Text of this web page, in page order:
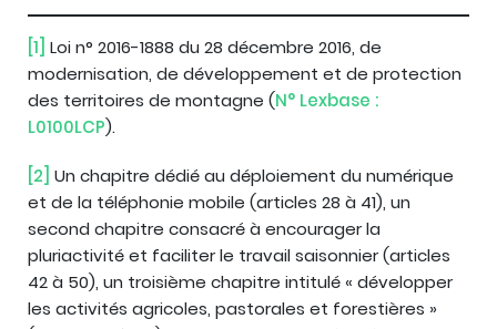
[1] Loi n° 2016-1888 du 28 décembre 2016, de
modernisation, de développement et de protection
des territoires de montagne (N° Lexbase :
L0100LCP).
[2] Un chapitre dédié au déploiement du numérique
et de la téléphonie mobile (articles 28 à 41), un
second chapitre consacré à encourager la
pluriactivité et faciliter le travail saisonnier (articles
42 à 50), un troisième chapitre intitulé « développer
les activités agricoles, pastorales et forestières »